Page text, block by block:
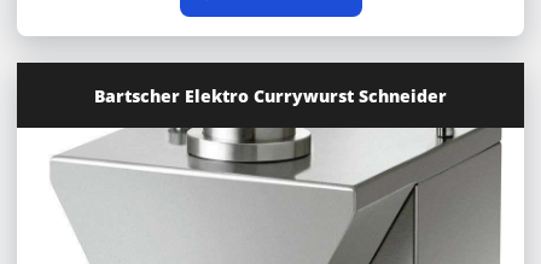
Bartscher Elektro Currywurst Schneider